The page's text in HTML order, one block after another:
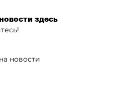
здесь
новости